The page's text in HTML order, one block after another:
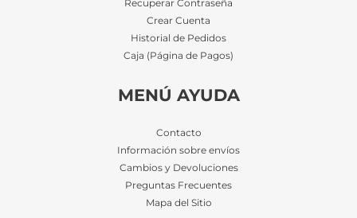
Recuperar Contraseña
Crear Cuenta
Historial de Pedidos
Caja (Página de Pagos)
MENÚ AYUDA
Contacto
Información sobre envíos
Cambios y Devoluciones
Preguntas Frecuentes
Mapa del Sitio